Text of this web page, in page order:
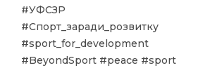
#УФСЗР
#Спорт_заради_розвитку
#sport_for_development
#BeyondSport #peace #sport